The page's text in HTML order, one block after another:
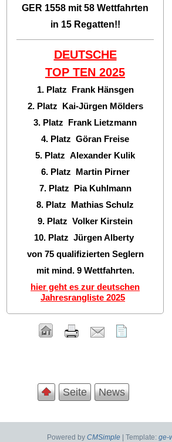
GER 1558 mit 58 Wettfahrten
in 15 Regatten!!
DEUTSCHE
TOP TEN 2025
1. Platz Frank Hänsgen
2. Platz Kai-Jürgen Mölders
3. Platz Frank Lietzmann
4. Platz Göran Freise
5. Platz Alexander Kulik
6. Platz Martin Pirner
7. Platz Pia Kuhlmann
8. Platz Mathias Schulz
9. Platz Volker Kirstein
10. Platz Jürgen Alberty
von 75 qualifizierten Seglern
mit mind. 9 Wettfahrten.
hier geht es zur deutschen
Jahresrangliste 2025
Seite News
Powered by CMSimple | Template: ge-